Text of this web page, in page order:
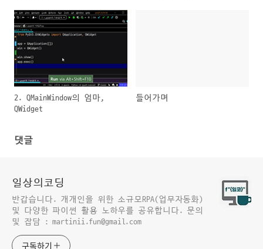
2. QMainWindow의 엄마,
QWidget
들어가며
댓글
일상의코딩
반갑습니다. 개개인을 위한 소규모RPA(업무자동화)
및 다양한 파이썬 활용 노하우를 공유합니다. 문의
및 잡담 : martinii.fun@gmail.com
구독하기